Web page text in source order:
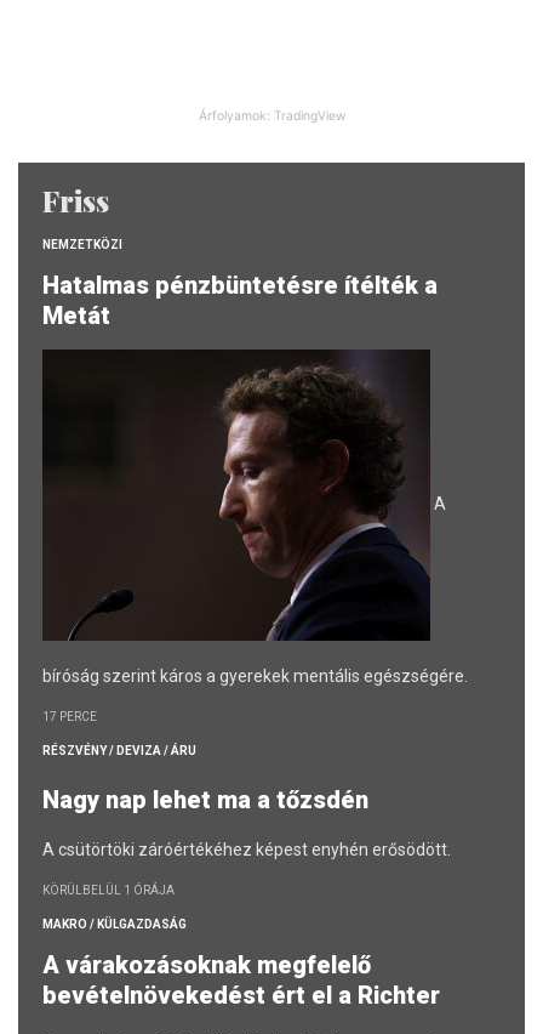
Árfolyamok: TradingView
Friss
NEMZETKÖZI
Hatalmas pénzbüntetésre ítélték a
Metát
A
bíróság szerint káros a gyerekek mentális egészségére.
17 PERCE
RÉSZVÉNY / DEVIZA / ÁRU
Nagy nap lehet ma a tőzsdén
A csütörtöki záróértékéhez képest enyhén erősödött.
KÖRÜLBELÜL 1 ÓRÁJA
MAKRO / KÜLGAZDASÁG
A várakozásoknak megfelelő
bevételnövekedést ért el a Richter